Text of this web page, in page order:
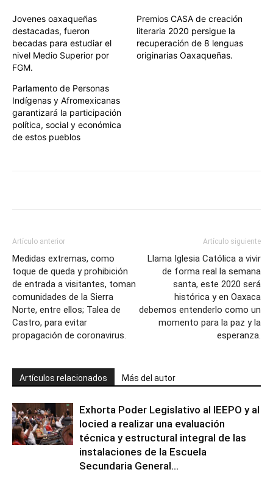
Jovenes oaxaqueñas
destacadas, fueron
becadas para estudiar el
nivel Medio Superior por
FGM.
Premios CASA de creación
literaria 2020 persigue la
recuperación de 8 lenguas
originarias Oaxaqueñas.
Parlamento de Personas
Indígenas y Afromexicanas
garantizará la participación
política, social y económica
de estos pueblos
Artículo anterior
Medidas extremas, como
toque de queda y prohibición
de entrada a visitantes, toman
comunidades de la Sierra
Norte, entre ellos; Talea de
Castro, para evitar
propagación de coronavirus.
Artículo siguiente
Llama Iglesia Católica a vivir
de forma real la semana
santa, este 2020 será
histórica y en Oaxaca
debemos entenderlo como un
momento para la paz y la
esperanza.
Artículos relacionados Más del autor
Exhorta Poder Legislativo al IEEPO y al
Iocied a realizar una evaluación
técnica y estructural integral de las
instalaciones de la Escuela
Secundaria General...